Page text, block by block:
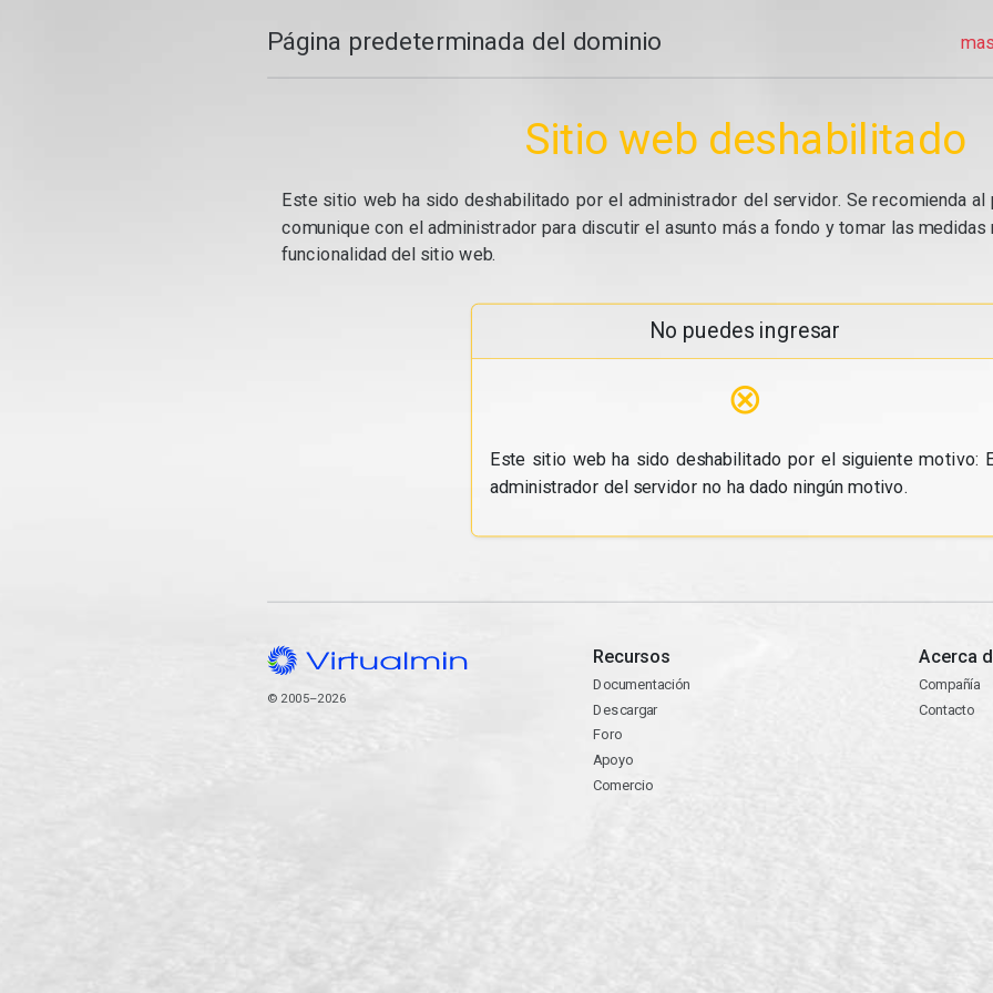
Página predeterminada del dominio
Sitio web deshabilitado
Este sitio web ha sido deshabilitado por el administrador del servidor. Se recomienda
comunique con el administrador para discutir el asunto más a fondo y tomar las medidas
funcionalidad del sitio web.
No puedes ingresar
⊗
Este sitio web ha sido deshabilitado por el siguiente motivo:
administrador del servidor no ha dado ningún motivo.
© 2005–2026
Recursos
Documentación
Descargar
Foro
Apoyo
Comercio
Acerca
Compañía
Contacto